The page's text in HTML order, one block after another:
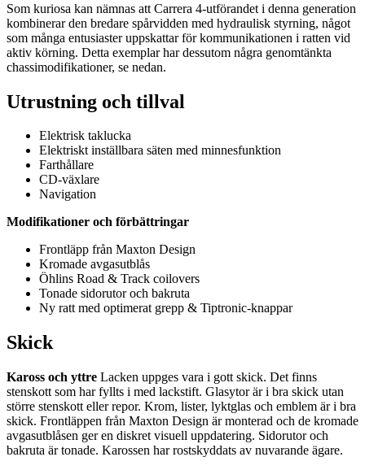
Som kuriosa kan nämnas att Carrera 4-utförandet i denna generation
kombinerar den bredare spårvidden med hydraulisk styrning, något
som många entusiaster uppskattar för kommunikationen i ratten vid
aktiv körning. Detta exemplar har dessutom några genomtänkta
chassimodifikationer, se nedan.
Utrustning och tillval
Elektrisk taklucka
Elektriskt inställbara säten med minnesfunktion
Farthållare
CD-växlare
Navigation
Modifikationer och förbättringar
Frontläpp från Maxton Design
Kromade avgasutblås
Öhlins Road & Track coilovers
Tonade sidorutor och bakruta
Ny ratt med optimerat grepp & Tiptronic-knappar
Skick
Kaross och yttre Lacken uppges vara i gott skick. Det finns
stenskott som har fyllts i med lackstift. Glasytor är i bra skick utan
större stenskott eller repor. Krom, lister, lyktglas och emblem är i bra
skick. Frontläppen från Maxton Design är monterad och de kromade
avgasutblåsen ger en diskret visuell uppdatering. Sidorutor och
bakruta är tonade. Karossen har rostskyddats av nuvarande ägare.